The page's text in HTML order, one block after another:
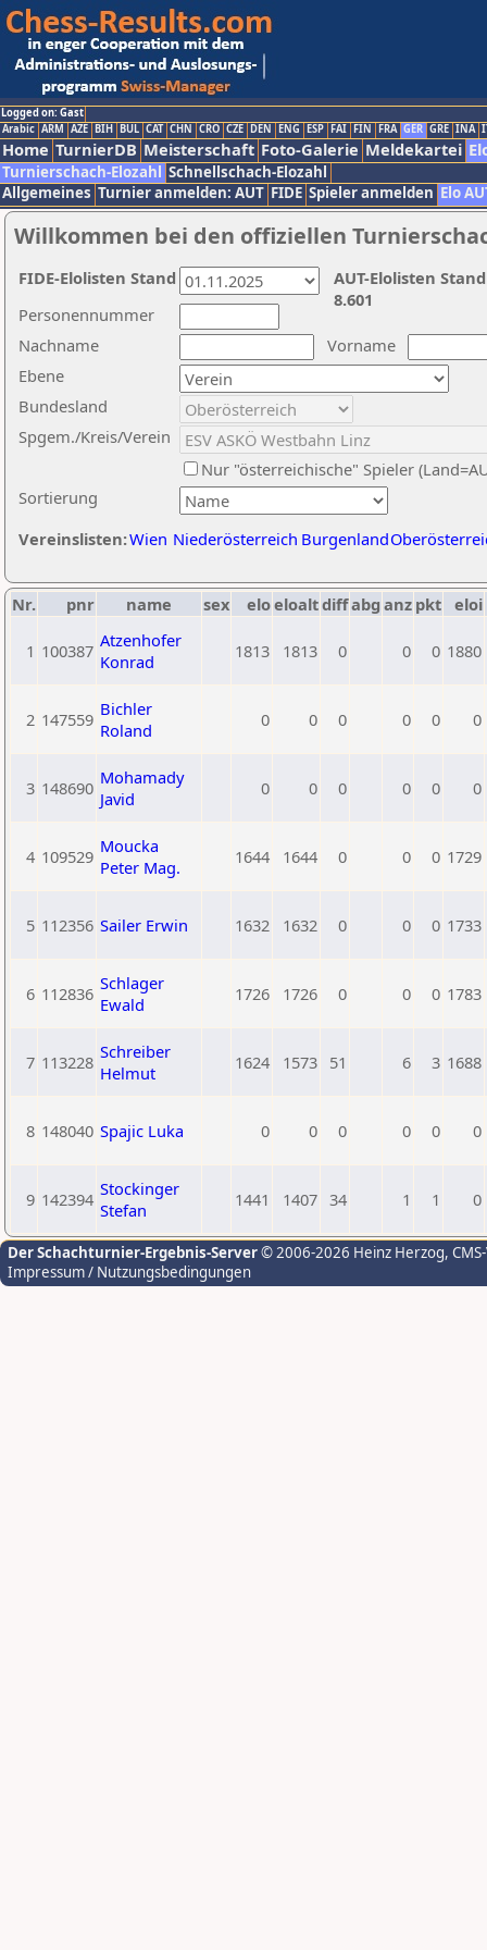
Logged on: Gast
Arabic ARM AZE BIH BUL CAT CHN CRO CZE DEN ENG ESP FAI FIN FRA GER GRE INA
Home TurnierDB Meisterschaft Foto-Galerie Meldekartei
Turnierschach-Elozahl Schnellschach-Elozahl
Allgemeines Turnier anmelden: AUT FIDE Spieler anmelden Elo
Willkommen bei den offiziellen
Nachname
Vorname
Ebene
Sortierung
Personennummer
Bundesland
Spgem./Kreis/Verein
Nur "österreichische" Spieler
Vereinslisten:Wien Niederösterreich Burgenland
AUT-Elolisten
8.601
FIDE-Elolisten Stand
Nr. pnr name sex eloeloaltdiffabg anz pkt eloi
1 100387 Atzenhofer
Konrad
1813 1813 0 0 0 1880
2 147559 Bichler
Roland
0 0 0 0 0 0
3 148690 Mohamady
Javid
0 0 0 0 0 0
4 109529 Moucka
Peter Mag.
1644 1644 0 0 0 1729
5 112356 Sailer Erwin 1632 1632 0 0 0 1733
6 112836 Schlager
Ewald
1726 1726 0 0 0 1783
7 113228 Schreiber
Helmut
1624 1573 51 6 3 1688
8 148040 Spajic Luka 0 0 0 0 0 0
9 142394 Stockinger
Stefan
1441 1407 34 1 1 0
Der Schachturnier-Ergebnis-Server© 2006-2026 Heinz Herzog,
Impressum / Nutzungsbedingungen